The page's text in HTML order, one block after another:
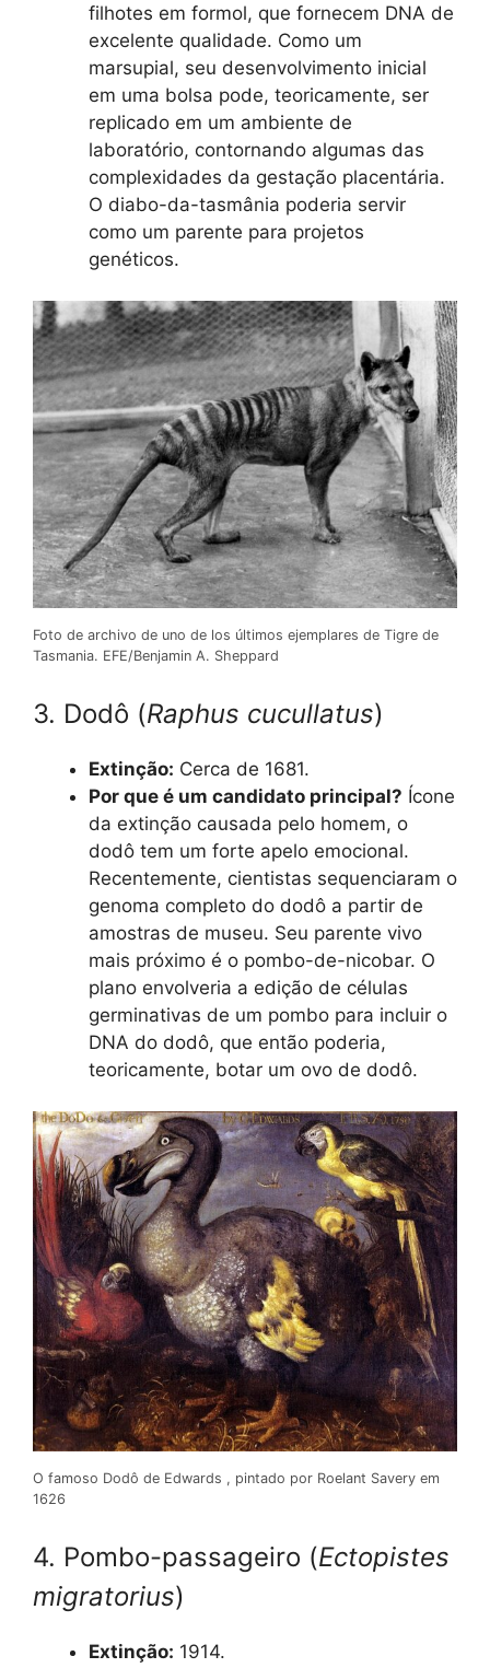
filhotes em formol, que fornecem DNA de
excelente qualidade. Como um
marsupial, seu desenvolvimento inicial
em uma bolsa pode, teoricamente, ser
replicado em um ambiente de
laboratório, contornando algumas das
complexidades da gestação placentária.
O diabo-da-tasmânia poderia servir
como um parente para projetos
genéticos.
Foto de archivo de uno de los últimos ejemplares de Tigre de
Tasmania. EFE/Benjamin A. Sheppard
3. Dodô (Raphus cucullatus)
Extinção: Cerca de 1681.
Por que é um candidato principal? Ícone
da extinção causada pelo homem, o
dodô tem um forte apelo emocional.
Recentemente, cientistas sequenciaram o
genoma completo do dodô a partir de
amostras de museu. Seu parente vivo
mais próximo é o pombo-de-nicobar. O
plano envolveria a edição de células
germinativas de um pombo para incluir o
DNA do dodô, que então poderia,
teoricamente, botar um ovo de dodô.
O famoso Dodô de Edwards , pintado por Roelant Savery em
1626
4. Pombo-passageiro (Ectopistes
migratorius)
Extinção: 1914.